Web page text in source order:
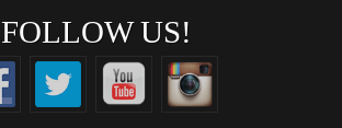
FOLLOW US!